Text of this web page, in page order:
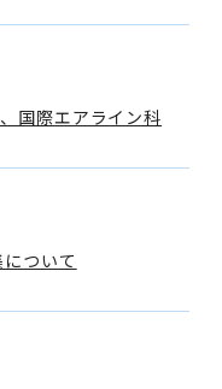
国際エアライン科
ついて